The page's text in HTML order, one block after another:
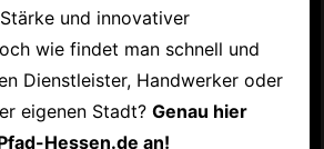
und innovativer
wie findet man schnell und
Dienstleister, Handwerker oder
eigenen Stadt? Genau hier
Hessen.de an!